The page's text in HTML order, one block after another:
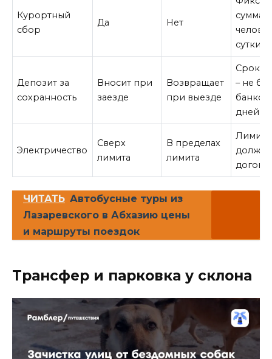
Курортный
сбор
Да Нет
сумма с
сутки
Депозит за
сохранность
Вносит при
заезде
Возвращает
при выезде
Срок
– не
дней
Электричество
Сверх
лимита
В пределах
лимита
Лимит
ЧИТАТЬ Автобусные туры из
Лазаревского в Абхазию цены
и маршруты поездок
Трансфер и парковка у склона